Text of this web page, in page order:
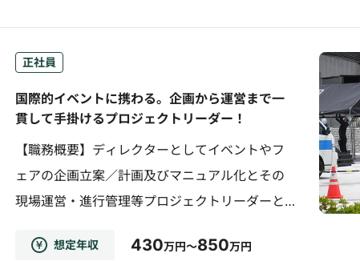
正社員
国際的イベントに携わる。企画から運営まで一
貫して手掛けるプロジェクトリーダー！
【職務概要】ディレクターとしてイベントやフ
ェアの企画立案／計画及びマニュアル化とその
現場運営・進行管理等プロジェクトリーダーと
業担当者と協働して進めていただきます。【職
想定年収 430万円～850万円